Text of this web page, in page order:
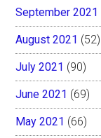
September 2021
August 2021 (52)
July 2021 (90)
June 2021 (69)
May 2021 (66)